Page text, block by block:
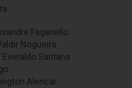
Faganello
Nogueira
Everaldo Santana
Alencar